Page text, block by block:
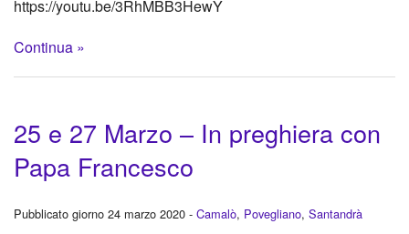
https://youtu.be/3RhMBB3HewY
Continua »
25 e 27 Marzo – In preghiera con
Papa Francesco
Pubblicato giorno 24 marzo 2020 - Camalò, Povegliano, Santandrà